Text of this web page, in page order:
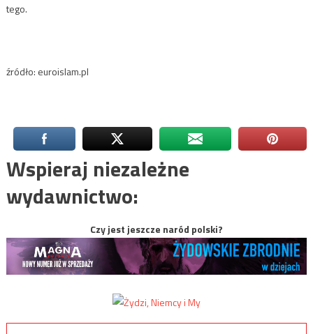
tego.
źródło: euroislam.pl
Wspieraj niezależne
wydawnictwo:
Czy jest jeszcze naród polski?